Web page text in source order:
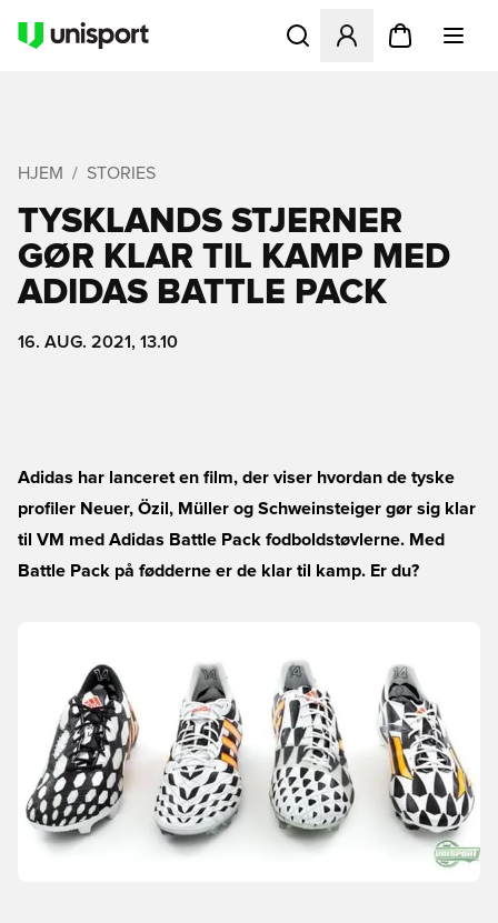
Åbner en Modal til at
HJEM STORIES
TYSKLANDS STJERNER
GØR KLAR TIL KAMP MED
ADIDAS BATTLE PACK
16. AUG. 2021, 13.10
Adidas har lanceret en film, der viser hvordan de tyske
profiler Neuer, Özil, Müller og Schweinsteiger gør sig klar
til VM med Adidas Battle Pack fodboldstøvlerne. Med
Battle Pack på fødderne er de klar til kamp. Er du?